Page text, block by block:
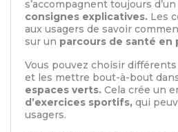
s’accompagnent toujours d’un
consignes explicatives. Les
aux usagers de savoir
sur un parcours de santé en
Vous pouvez choisir
et les mettre bout-à-bout
espaces verts. Cela crée un
d’exercices sportifs, qui
usagers.